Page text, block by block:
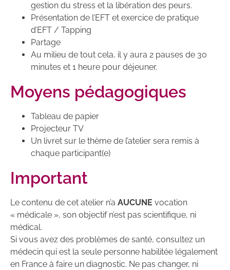
gestion du stress et la libération des peurs.
Présentation de l’EFT et exercice de pratique
d’EFT / Tapping
Partage
Au milieu de tout cela, il y aura 2 pauses de 30
minutes et 1 heure pour déjeuner.
Moyens pédagogiques
Tableau de papier
Projecteur TV
Un livret sur le thème de l’atelier sera remis à
chaque participant(e)
Important
Le contenu de cet atelier n’a AUCUNE vocation
« médicale », son objectif n’est pas scientifique, ni
médical.
Si vous avez des problèmes de santé, consultez un
médecin qui est la seule personne habilitée légalement
en France à faire un diagnostic. Ne pas changer, ni